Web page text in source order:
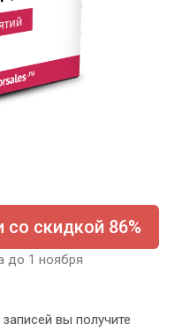
со скидкой 86%
до 1 ноября
вы получите